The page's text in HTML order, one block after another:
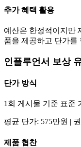
추가 혜택 활용
예산은 한정적이지만
품을 제공하고 단가를
인플루언서 보상
단가방식
1회 게시물 기준 표준
평균 단가: 575만원 |
제품 협찬